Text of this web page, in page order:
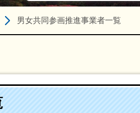
男女共同参画推進事業者一覧